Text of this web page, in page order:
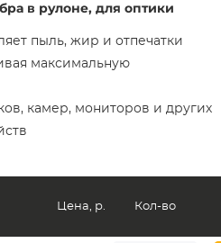
в рулоне, для оптики
пыль, жир и отпечатки
максимальную
камер, мониторов и других
Цена, р. Кол-во